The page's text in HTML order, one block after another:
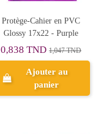
Protège-Cahier en PVC
Glossy 17x22 - Purple
0,838 TND1,047 TND
Ajouter au
panier